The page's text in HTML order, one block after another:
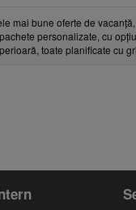
mai bune oferte de
personalizate, cu
toate planificate cu